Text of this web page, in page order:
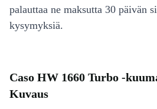
palauttaa ne maksutta 30 päivän
kysymyksiä.
Caso HW 1660 Turbo -
Kuvaus